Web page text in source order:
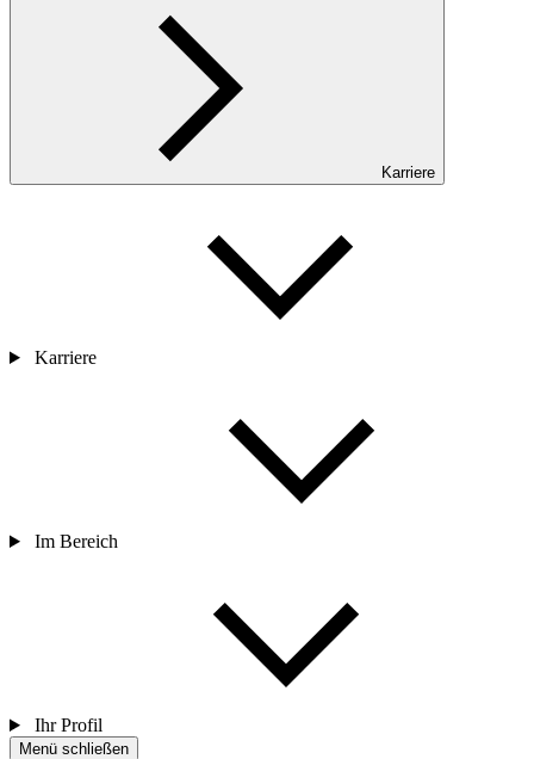
Karriere
Karriere
Im Bereich
Ihr Profil
Menü schließen